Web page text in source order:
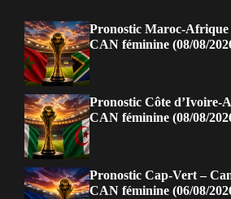
Pronostic Maroc-Afrique
CAN féminine (08/08/
Pronostic Côte d’Ivoire-
CAN féminine (08/08/
Pronostic Cap-Vert –
CAN féminine (06/08/